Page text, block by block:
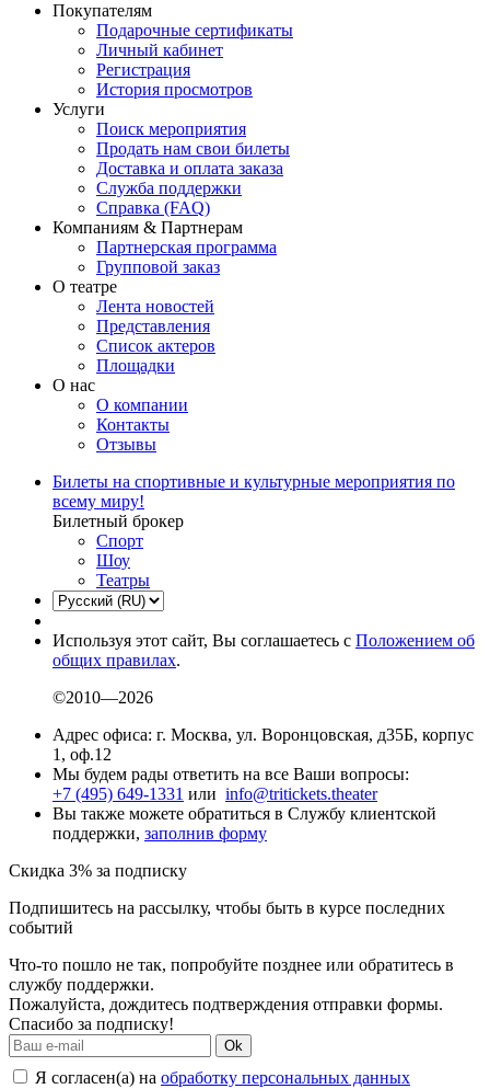
Покупателям
Подарочные сертификаты
Личный кабинет
Регистрация
История просмотров
Услуги
Поиск мероприятия
Продать нам свои билеты
Доставка и оплата заказа
Служба поддержки
Справка (FAQ)
Компаниям & Партнерам
Партнерская программа
Групповой заказ
О театре
Лента новостей
Представления
Список актеров
Площадки
О нас
О компании
Контакты
Отзывы
Билеты на спортивные и культурные мероприятия по
всему миру!
Билетный брокер
Спорт
Шоу
Театры
Используя этот сайт, Вы соглашаетесь с Положением об
общих правилах.
©2010—2026
Адрес офиса: г. Москва, ул. Воронцовская, д35Б, корпус
1, оф.12
Мы будем рады ответить на все Ваши вопросы:
+7 (495) 649-1331 или info@tritickets.theater
Вы также можете обратиться в Службу клиентской
поддержки, заполнив форму
Скидка 3% за подписку
Подпишитесь на рассылку, чтобы быть в курсе последних
событий
Что-то пошло не так, попробуйте позднее или обратитесь в
службу поддержки.
Пожалуйста, дождитесь подтверждения отправки формы.
Спасибо за подписку!
Ok
Я согласен(а) на обработку персональных данных